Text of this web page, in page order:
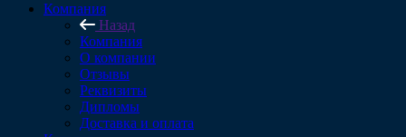
Компания
Назад
Компания
О компании
Отзывы
Реквизиты
Дипломы
Доставка и оплата